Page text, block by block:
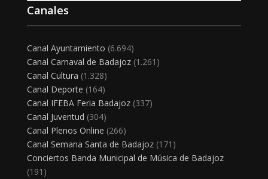
Canales
Canal Ayuntamiento (6.694)
Canal Carnaval de Badajoz(1.261)
Canal Cultura (1.328)
Canal Deporte (164)
Canal IFEBA Feria Badajoz(337)
Canal Juventud (304)
Canal Plenos Online (266)
Canal Semana Santa de Badajoz(171)
Conciertos Banda Municipal de Música de Badajoz
(191)